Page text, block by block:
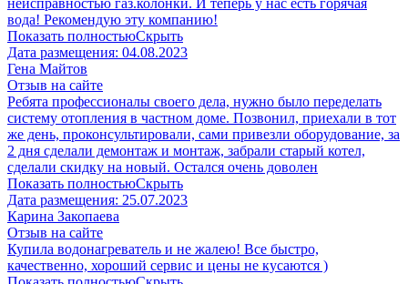
неисправностью газ.колонки. И теперь у нас есть горячая
вода! Рекомендую эту компанию!
Показать полностьюСкрыть
Дата размещения: 04.08.2023
​Гена Майтов
Отзыв на сайте
Ребята профессионалы своего дела, нужно было переделать
систему отопления в частном доме. Позвонил, приехали в тот
же день, проконсультировали, сами привезли оборудование, за
2 дня сделали демонтаж и монтаж, забрали старый котел,
сделали скидку на новый. Остался очень доволен
Показать полностьюСкрыть
Дата размещения: 25.07.2023
Карина Закопаева
Отзыв на сайте
Купила водонагреватель и не жалею! Все быстро,
качественно, хороший сервис и цены не кусаются )